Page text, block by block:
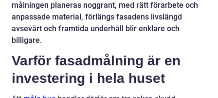
målningen planeras noggrant, med rätt förarbete och
anpassade material, förlängs fasadens livslängd
avsevärt och framtida underhåll blir enklare och
billigare.
Varför fasadmålning är en
investering i hela huset